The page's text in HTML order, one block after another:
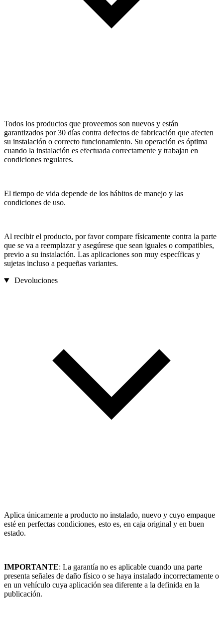
Todos los productos que proveemos son nuevos y están
garantizados por 30 días contra defectos de fabricación que afecten
su instalación o correcto funcionamiento. Su operación es óptima
cuando la instalación es efectuada correctamente y trabajan en
condiciones regulares.
El tiempo de vida depende de los hábitos de manejo y las
condiciones de uso.
Al recibir el producto, por favor compare físicamente contra la parte
que se va a reemplazar y asegúrese que sean iguales o compatibles,
previo a su instalación. Las aplicaciones son muy específicas y
sujetas incluso a pequeñas variantes.
Devoluciones
Aplica únicamente a producto no instalado, nuevo y cuyo empaque
esté en perfectas condiciones, esto es, en caja original y en buen
estado.
IMPORTANTE: La garantía no es aplicable cuando una parte
presenta señales de daño físico o se haya instalado incorrectamente o
en un vehículo cuya aplicación sea diferente a la definida en la
publicación.